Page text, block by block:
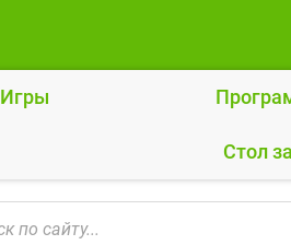
Игры
Cтол